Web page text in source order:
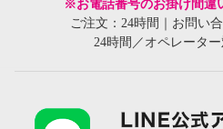
※お電話番号のお掛け間違
ご注文：24時間｜お問い
24時間／オペレータ